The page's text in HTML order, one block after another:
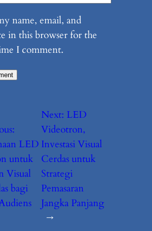
name, email, and
in this browser for the
I comment.
LED
untuk
Visual
bagi
Next: LED
Videotron,
Investasi Visual
Cerdas untuk
Strategi
Pemasaran
Jangka Panjang
→